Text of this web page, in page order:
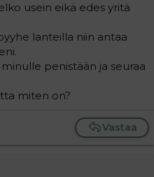
usein eikä edes yritä
lanteilla niin antaa
penistään ja seuraa
miten on?
Vastaa